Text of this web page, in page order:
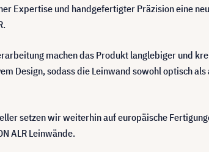
Expertise und handgefertigter Präzision eine
machen das Produkt langlebiger und
Design, sodass die Leinwand sowohl optisch
setzen wir weiterhin auf europäische
ALR Leinwände.